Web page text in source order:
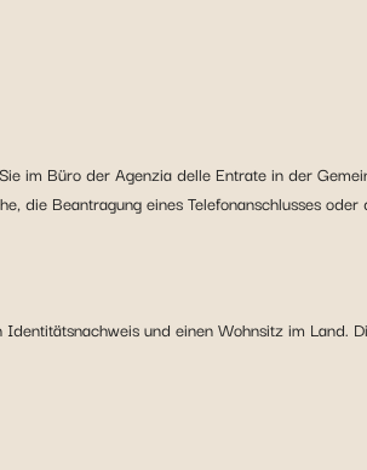
im Büro der Agenzia delle Entrate in der
Beantragung eines Telefonanschlusses oder
und einen Wohnsitz im Land.